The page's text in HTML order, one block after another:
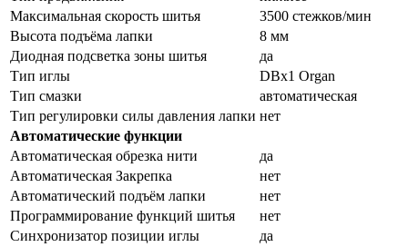
Максимальная скорость шитья
3500 стежков/мин
Высота подъёма лапки
8 мм
Диодная подсветка зоны шитья
да
Тип иглы
DBx1 Organ
Тип смазки
автоматическая
Тип регулировки силы давления лапки нет
Автоматические функции
Автоматическая обрезка нити
да
Автоматическая Закрепка
нет
Автоматический подъём лапки
нет
Программирование функций шитья
нет
Синхронизатор позиции иглы
да